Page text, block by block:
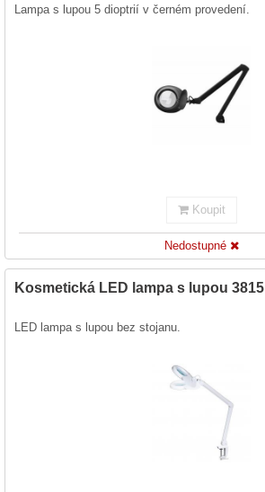
Lampa s lupou 5 dioptrií v černém provedení.
Koupit
Nedostupné
Kosmetická LED lampa s lupou 3815
LED lampa s lupou bez stojanu.